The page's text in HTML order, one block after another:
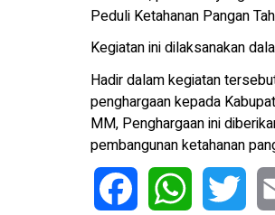
Peduli Ketahanan Pangan
Kegiatan ini dilaksanakan
Hadir dalam kegiatan
penghargaan kepada
MM, Penghargaan ini
pembangunan ketahanan